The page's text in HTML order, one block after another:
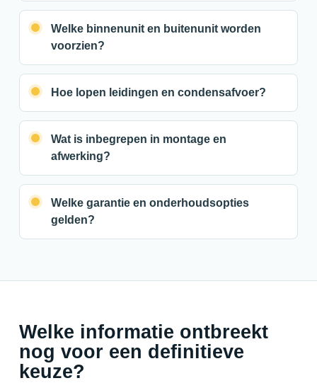
Welke binnenunit en buitenunit worden
voorzien?
Hoe lopen leidingen en condensafvoer?
Wat is inbegrepen in montage en
afwerking?
Welke garantie en onderhoudsopties
gelden?
Welke informatie ontbreekt
nog voor een definitieve
keuze?